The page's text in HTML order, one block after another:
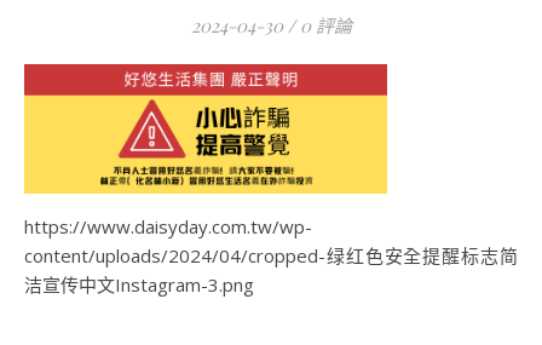
2024-04-30 / 0 評論
https://www.daisyday.com.tw/wp-
content/uploads/2024/04/cropped-绿红色安全提醒标志简
洁宣传中文Instagram-3.png